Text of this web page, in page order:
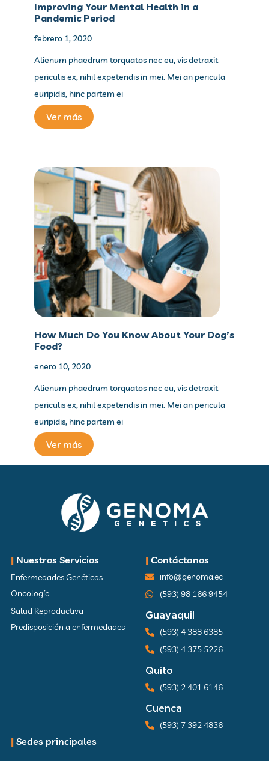
Improving Your Mental Health in a
Pandemic Period
febrero 1, 2020
Alienum phaedrum torquatos nec eu, vis detraxit
periculis ex, nihil expetendis in mei. Mei an pericula
euripidis, hinc partem ei
Ver más
How Much Do You Know About Your Dog’s
Food?
enero 10, 2020
Alienum phaedrum torquatos nec eu, vis detraxit
periculis ex, nihil expetendis in mei. Mei an pericula
euripidis, hinc partem ei
Ver más
| Nuestros Servicios
Enfermedades Genéticas
Oncología
Salud Reproductiva
Predisposición a enfermedades
| Contáctanos
info@genoma.ec
(593) 98 166 9454
Guayaquil
(593) 4 388 6385
(593) 4 375 5226
Quito
(593) 2 401 6146
Cuenca
(593) 7 392 4836
| Sedes principales